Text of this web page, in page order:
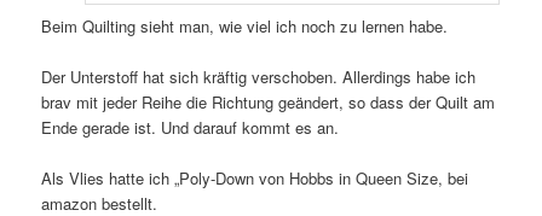
Beim Quilting sieht man, wie viel ich noch zu lernen habe.
Der Unterstoff hat sich kräftig verschoben. Allerdings habe ich
brav mit jeder Reihe die Richtung geändert, so dass der Quilt am
Ende gerade ist. Und darauf kommt es an.
Als Vlies hatte ich „Poly-Down von Hobbs in Queen Size, bei
amazon bestellt.